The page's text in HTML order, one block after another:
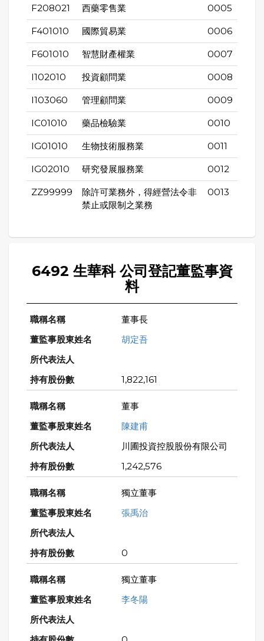
F208021 西藥零售業 0005
F401010 國際貿易業 0006
F601010 智慧財產權業 0007
I102010 投資顧問業 0008
I103060 管理顧問業 0009
IC01010 藥品檢驗業 0010
IG01010 生物技術服務業 0011
IG02010 研究發展服務業 0012
ZZ99999
除許可業務外，得經營法令非
禁止或限制之業務
0013
6492 生華科 公司登記董監事資
料
董事長
胡定吾
1,822,161
董事
陳建甫
川圃投資控股股份有限公司
1,242,576
獨立董事
張禹治
0
獨立董事
李冬陽